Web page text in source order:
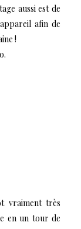
aussi est de
afin de
!
.
vraiment très
en un tour de